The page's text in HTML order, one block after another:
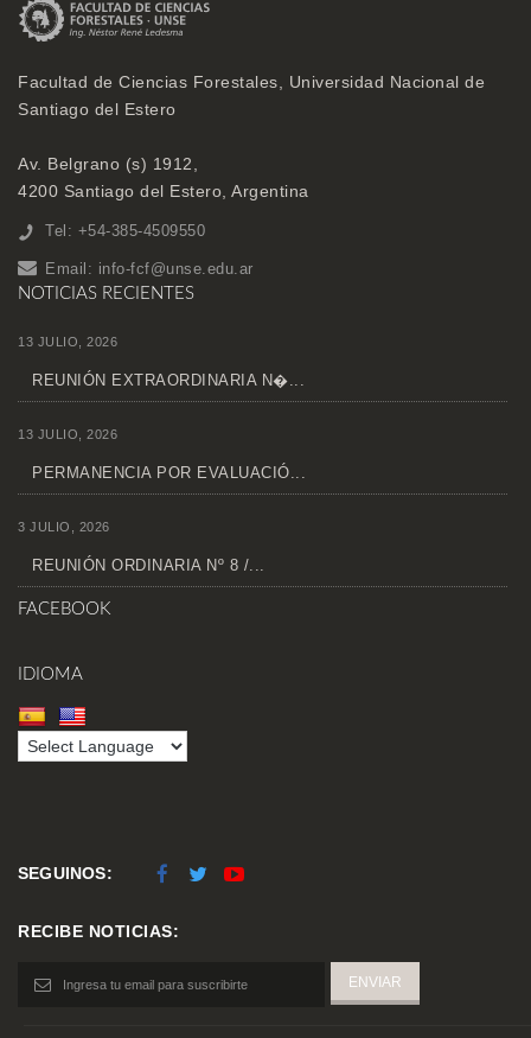
Facultad de Ciencias Forestales, Universidad Nacional de
Santiago del Estero
Av. Belgrano (s) 1912,
4200 Santiago del Estero, Argentina
Tel: +54-385-4509550
Email: info-fcf@unse.edu.ar
NOTICIAS RECIENTES
13 JULIO, 2026
REUNIÓN EXTRAORDINARIA N�...
13 JULIO, 2026
PERMANENCIA POR EVALUACIÓ...
3 JULIO, 2026
REUNIÓN ORDINARIA Nº 8 /...
FACEBOOK
IDIOMA
SEGUINOS:
RECIBE NOTICIAS: